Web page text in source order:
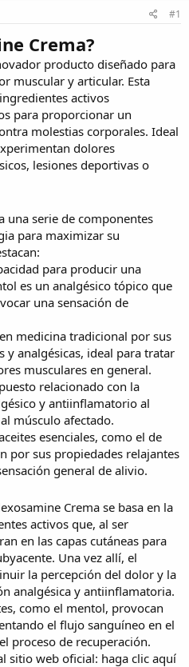
#1
Crema?
producto diseñado para
muscular y articular. Esta
activos
para proporcionar un
molestias corporales. Ideal
dolores
lesiones deportivas o
una serie de componentes
para maximizar su
para producir una
es un analgésico tópico que
una sensación de
medicina tradicional por sus
analgésicas, ideal para tratar
musculares en general.
relacionado con la
y antiinflamatorio al
músculo afectado.
esenciales, como el de
por sus propiedades relajantes
general de alivio.
Crema se basa en la
activos que, al ser
en las capas cutáneas para
Una vez allí, el
la percepción del dolor y la
analgésica y antiinflamatoria.
como el mentol, provocan
el flujo sanguíneo en el
proceso de recuperación.
sitio web oficial: haga clic aquí